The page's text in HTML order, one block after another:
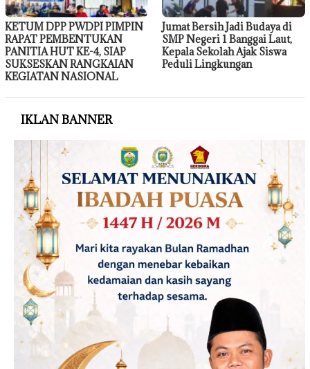
KETUM DPP PWDPI PIMPIN
RAPAT PEMBENTUKAN
PANITIA HUT KE-4, SIAP
SUKSESKAN RANGKAIAN
KEGIATAN NASIONAL
Jumat Bersih Jadi Budaya di
SMP Negeri 1 Banggai Laut,
Kepala Sekolah Ajak Siswa
Peduli Lingkungan
IKLAN BANNER